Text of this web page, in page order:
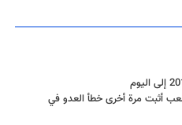
أثبت مرة أخرى خطأ العدو في